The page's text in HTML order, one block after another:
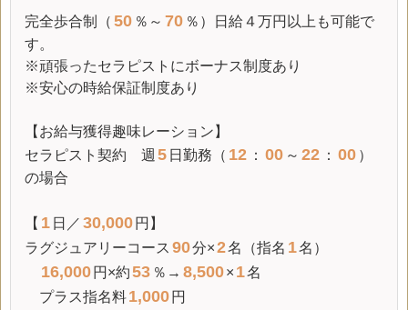
完全歩合制（ 50 ％～ 70 ％） 日給４万円以上も可能で
す。
※頑張ったセラピストにボーナス制度あり
※安心の時給保証制度あり
【お給与獲得趣味レーション】
セラピスト契約 週 5 日勤務（ 12 ： 00 ～ 22 ： 00 ）
の場合
【 1 日／ 30,000 円】
ラグジュアリーコース 90分×2名（指名 1名）
16,000 円×約53 ％→ 8,500× 1名
プラス指名料1,000 円